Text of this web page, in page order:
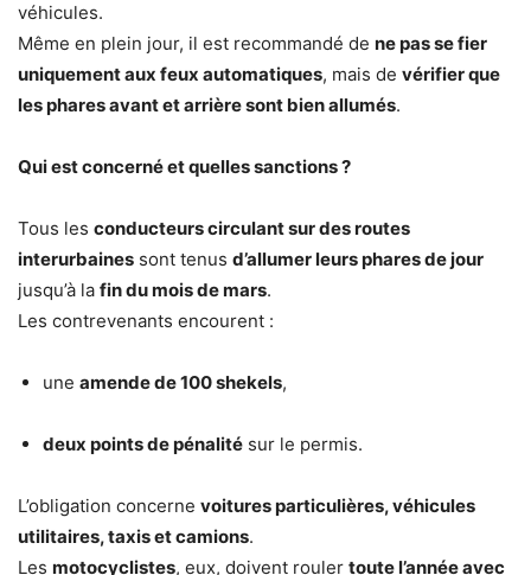
véhicules.
Même en plein jour, il est recommandé de ne pas se fier
uniquement aux feux automatiques, mais de vérifier que
les phares avant et arrière sont bien allumés.
Qui est concerné et quelles sanctions ?
Tous les conducteurs circulant sur des routes
interurbaines sont tenus d’allumer leurs phares de jour
jusqu’à la fin du mois de mars.
Les contrevenants encourent :
une amende de 100 shekels,
deux points de pénalité sur le permis.
L’obligation concerne voitures particulières, véhicules
utilitaires, taxis et camions.
Les motocyclistes, eux, doivent rouler toute l’année avec